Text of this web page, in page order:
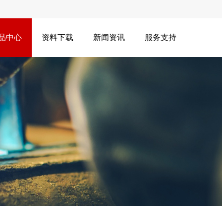
中心 资料下载 新闻资讯 服务支持